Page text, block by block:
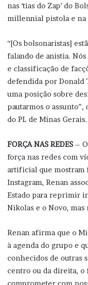
nas ‘tias do Zap’ do
millennial pistola e na
“[Os bolsonaristas]
falando de anistia.
e classificação de
defendida por Donald
uma posição sobre
pautarmos o
do PL de Minas Gerais.
FORÇA NAS REDES –
força nas redes com
artificial que mostram
Instagram, Renan
Estado para reprimir
Nikolas e o Novo, mas
Renan afirma que o
à agenda do grupo e
conhecidos de outras
centro ou da direita, o